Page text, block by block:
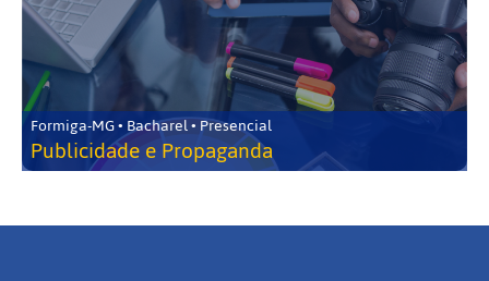
Formiga-MG • Bacharel • Presencial
Publicidade e Propaganda